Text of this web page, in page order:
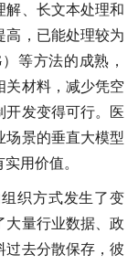
解、长文本处理和
高，已能处理较为
等方法的成熟，
关材料，减少凭空
开发变得可行。医
场景的垂直大模型
用价值。
织方式发生了变
大量行业数据、政
过去分散保存，彼